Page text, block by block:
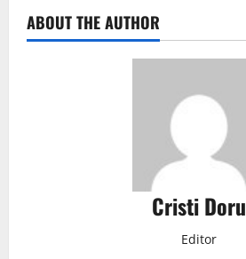
ABOUT THE AUTHOR
Cristi Doru
Editor